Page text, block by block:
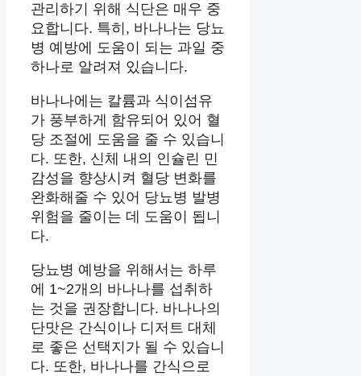
관리하기 위해 식단은 매우 중
요합니다. 특히, 바나나는 당뇨
병 예방에 도움이 되는 과일 중
하나로 알려져 있습니다.
바나나에는 칼륨과 식이섬유
가 풍부하게 함유되어 있어 혈
당 조절에 도움을 줄 수 있습니
다. 또한, 신체 내의 인슐린 민
감성을 향상시켜 혈당 변화를
완화해줄 수 있어 당뇨병 발병
위험을 줄이는 데 도움이 됩니
다.
당뇨병 예방을 위해서는 하루
에 1~2개의 바나나를 섭취하
는 것을 권장합니다. 바나나의
단맛은 간식이나 디저트 대체
로 좋은 선택지가 될 수 있습니
다. 또한, 바나나를 간식으로